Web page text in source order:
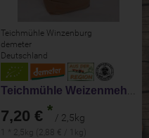
Teichmühle Winzenburg
demeter
Deutschland
7,20 € * / 2,5kg
1 * 2,5kg (2,88 € / 1kg)